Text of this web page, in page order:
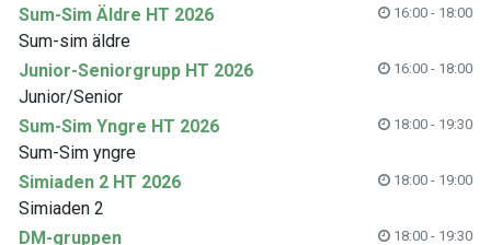
Sum-Sim Äldre HT 2026
16:00 - 18:00
Sum-sim äldre
Junior-Seniorgrupp HT 2026
16:00 - 18:00
Junior/Senior
Sum-Sim Yngre HT 2026
18:00 - 19:30
Sum-Sim yngre
Simiaden 2 HT 2026
18:00 - 19:00
Simiaden 2
DM-gruppen
18:00 - 19:30